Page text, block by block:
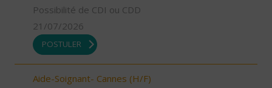
Possibilité de CDI ou CDD
21/07/2026
POSTULER
Aide-Soignant- Cannes (H/F)